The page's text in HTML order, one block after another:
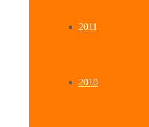
2011
2010